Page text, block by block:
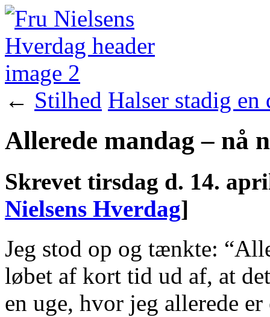
← Stilhed Halser stadig
Allerede mandag – nå
Skrevet tirsdag d. 14.
Nielsens Hverdag]
Jeg stod op og tænkte:
løbet af kort tid ud af, at
en uge, hvor jeg allerede